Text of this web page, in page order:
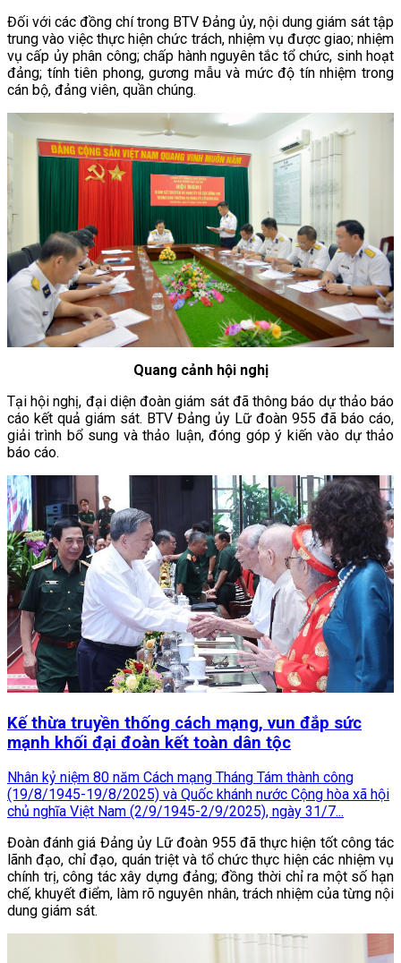
Đối với các đồng chí trong BTV Đảng ủy, nội dung giám sát tập
trung vào việc thực hiện chức trách, nhiệm vụ được giao; nhiệm
vụ cấp ủy phân công; chấp hành nguyên tắc tổ chức, sinh hoạt
đảng; tính tiên phong, gương mẫu và mức độ tín nhiệm trong
cán bộ, đảng viên, quần chúng.
Quang cảnh hội nghị
Tại hội nghị, đại diện đoàn giám sát đã thông báo dự thảo báo
cáo kết quả giám sát. BTV Đảng ủy Lữ đoàn 955 đã báo cáo,
giải trình bổ sung và thảo luận, đóng góp ý kiến vào dự thảo
báo cáo.
Kế thừa truyền thống cách mạng, vun đắp sức
mạnh khối đại đoàn kết toàn dân tộc
Nhân kỷ niệm 80 năm Cách mạng Tháng Tám thành công
(19/8/1945-19/8/2025) và Quốc khánh nước Cộng hòa xã hội
chủ nghĩa Việt Nam (2/9/1945-2/9/2025), ngày 31/7...
Đoàn đánh giá Đảng ủy Lữ đoàn 955 đã thực hiện tốt công tác
lãnh đạo, chỉ đạo, quán triệt và tổ chức thực hiện các nhiệm vụ
chính trị, công tác xây dựng đảng; đồng thời chỉ ra một số hạn
chế, khuyết điểm, làm rõ nguyên nhân, trách nhiệm của từng nội
dung giám sát.